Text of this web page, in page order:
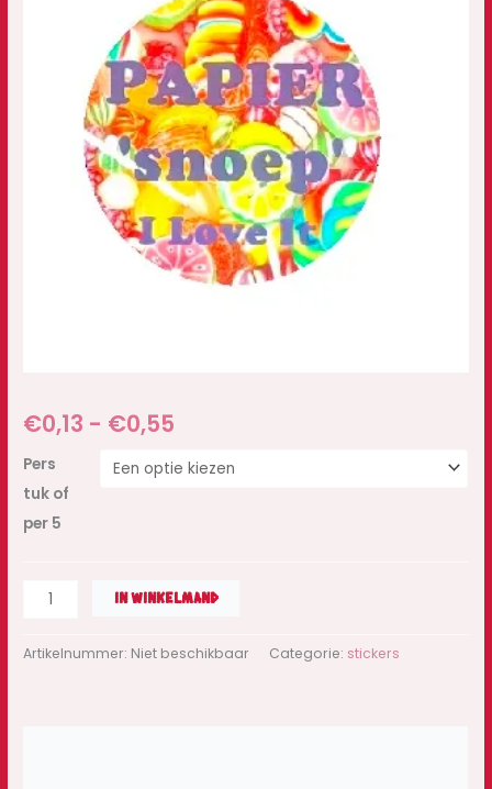
€0,13 - €0,55
Pers
tuk of
per 5
IN WINKELMAND
Artikelnummer: Niet beschikbaar Categorie: stickers